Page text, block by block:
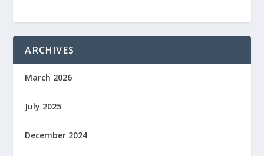
ARCHIVES
March 2026
July 2025
December 2024